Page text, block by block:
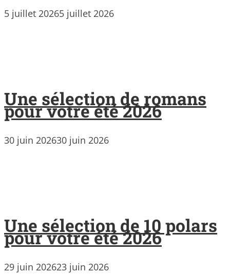
5 juillet 20265 juillet 2026
Une sélection de romans
pour votre été 2026
30 juin 202630 juin 2026
Une sélection de 10 polars
pour votre été 2026
29 juin 202623 juin 2026